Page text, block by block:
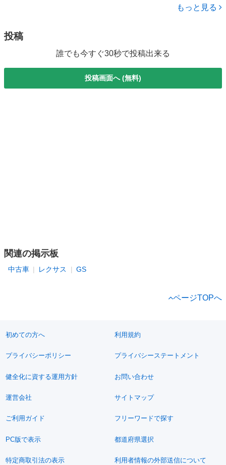
ｈ バージョンＬ サンルーフ ＬＥＤヘッドライト クルーズコン
もっと見る
投稿
誰でも今すぐ30秒で投稿出来る
投稿画面へ (無料)
関連の掲示板
中古車 レクサス GS
ページTOPへ
初めての方へ 利用規約
プライバシーポリシー プライバシーステートメント
健全化に資する運用方針 お問い合わせ
運営会社 サイトマップ
ご利用ガイド フリーワードで探す
PC版で表示 都道府県選択
特定商取引法の表示 利用者情報の外部送信について